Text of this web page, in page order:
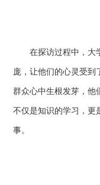
在探访过程中，大
庞，让他们的心灵受到
群众心中生根发芽，他
不仅是知识的学习，更
事。